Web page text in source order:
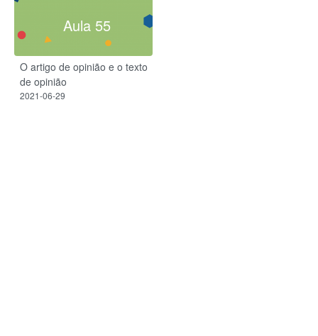
Aula 55
O artigo de opinião e o texto
de opinião
2021-06-29